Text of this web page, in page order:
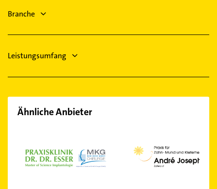
Iserlohn
Logopädie
Bestatter
Branche
Leistungsumfang
Ähnliche Anbieter